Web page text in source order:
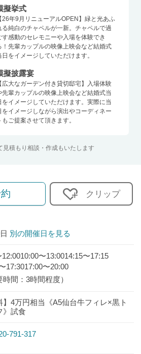
擬挙式
【26年9月リニューアルOPEN】緑と光あふ
る純白のチャペルが一新。チャペルで過
す感動のセレモニーや入場を体験でき
！先輩カップルの映像上映会など結婚式
日をイメージしていただけます。
擬披露宴
【広大なガーデン付き貸切邸宅】入場体験
先輩カップルの映像上映会など結婚式当
をイメージしていただけます。実際に当
をイメージしながら演出やコーディネー
もご提案させて頂きます。
見積もり相談・作成もいたします
クリップ
別の開催日を見る
12:0010:00〜13:0014:15〜17:15
17:3017:00〜20:00
時間：3時間程度）
】4万円相当《A5仙台牛フィレ×黒ト
》試食
791-317